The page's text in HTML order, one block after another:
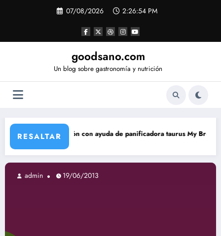
07/08/2026 2:26:55 PM
goodsano.com
Un blog sobre gastronomía y nutrición
RESALTAR
con ayuda de panificadora taurus My Bread Tartas